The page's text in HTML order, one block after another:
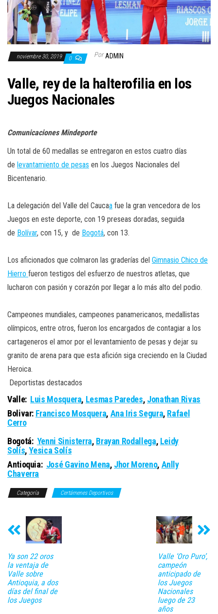
c
i
ó
noviembre 30, 2019 0 Por ADMIN
Valle, rey de la halterofilia en los
Juegos Nacionales
Comunicaciones Mindeporte
Un total de 60 medallas se entregaron en estos cuatro días
de levantamiento de pesas en los Juegos Nacionales del
Bicentenario.
La delegación del Valle del Caucaa fue la gran vencedora de los
Juegos en este deporte, con 19 preseas doradas, seguida
de Bolívar, con 15, y de Bogotá, con 13.
Los aficionados que colmaron las graderías del Gimnasio Chico de
Hierro fueron testigos del esfuerzo de nuestros atletas, que
lucharon con pasión y corazón por llegar a lo más alto del podio.
Campeones mundiales, campeones panamericanos, medallistas
olímpicos, entre otros, fueron los encargados de contagiar a los
cartageneros el amor por el levantamiento de pesas y dejar su
granito de arena para que esta afición siga creciendo en la Ciudad
Heroica.
Deportistas destacados
Valle: Luis Mosquera, Lesmas Paredes, Jonathan Rivas
Bolivar: Francisco Mosquera, Ana Iris Segura, Rafael
Cerro
Bogotá: Yenni Sinisterra, Brayan Rodallega, Leidy
Solís,Yesica Solís
Antioquia: José Gavino Mena, Jhor Moreno, Anlly
Chaverra
Categoría Certámenes Deportivos
Ya son 22 oros
la ventaja de
Valle sobre
Antioquia, a dos
días del final de
los Juegos
Valle ‘Oro Puro’,
campeón
anticipado de
los Juegos
Nacionales
luego de 23
años